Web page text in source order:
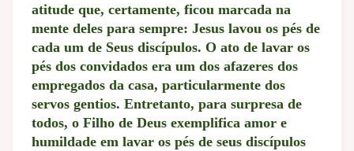
atitude que, certamente, ficou marcada na
mente deles para sempre: Jesus lavou os pés de
cada um de Seus discípulos. O ato de lavar os
pés dos convidados era um dos afazeres dos
empregados da casa, particularmente dos
servos gentios. Entretanto, para surpresa de
todos, o Filho de Deus exemplifica amor e
humildade em lavar os pés de seus discípulos